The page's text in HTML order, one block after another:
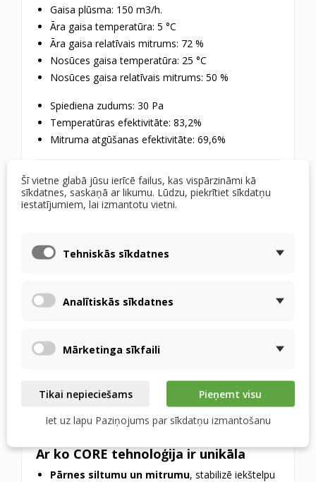
Gaisa plūsma: 150 m3/h.
Āra gaisa temperatūra: 5 °C
Āra gaisa relatīvais mitrums: 72 %
Nosūces gaisa temperatūra: 25 °C
Nosūces gaisa relatīvais mitrums: 50 %
Spiediena zudums: 30 Pa
Temperatūras efektivitāte: 83,2%
Mitruma atgūšanas efektivitāte: 69,6%
F-ERV priekšrocības salīdzinājumā ar
C-ERV
Būtiskiaugstāka efektivitāte
Jaunās paaudzes formējama membrāna
mazāki spiediena zudumi
un uzstādīšana
Videi draudzīgāks, labāka materiālu pārstrādes
PLUS X AWARDpar inovāciju,
kvalitāti, lietošanas komfortu, funkcionalitāti un
ekoloģiju
Ar ko CORE tehnoloģija ir unikāla
Pārnes siltumu un mitrumu, stabilizē iekštelpu
Šī vietne glabā jūsu ierīcē failus, kas vispārzināmi kā
sīkdatnes, saskaņā ar likumu. Lūdzu, piekrītiet sīkdatņu
iestatījumiem, lai izmantotu vietni.
Tehniskās sīkdatnes
Analītiskās sīkdatnes
Mārketinga sīkfaili
Tikai nepieciešams
Pieņemt visu
Iet uz lapu Paziņojums par sīkdatņu izmantošanu